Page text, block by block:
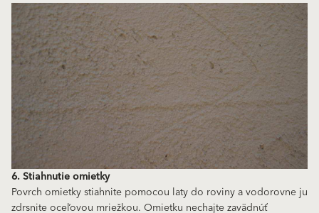
6. Stiahnutie omietky
Povrch omietky stiahnite pomocou laty do roviny a vodorovne ju
zdrsnite oceľovou mriežkou. Omietku nechajte zavädnúť